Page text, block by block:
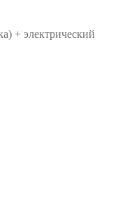
+ электрический